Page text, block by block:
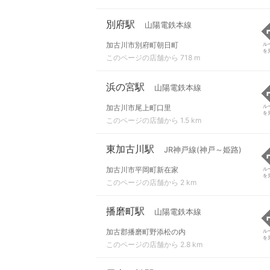
別府駅 山陽電鉄本線
加古川市別府町朝日町
このページの店舗から 718 m
ル
を
浜の宮駅 山陽電鉄本線
加古川市尾上町口里
このページの店舗から 1.5 km
ル
を
東加古川駅 JR神戸線(神戸～姫路)
加古川市平岡町新在家
このページの店舗から 2 km
ル
を
播磨町駅 山陽電鉄本線
加古郡播磨町野添松の内
このページの店舗から 2.8 km
ル
を